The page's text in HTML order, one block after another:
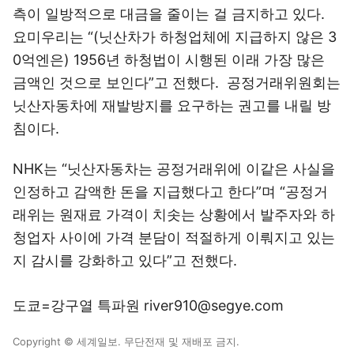
측이 일방적으로 대금을 줄이는 걸 금지하고 있다.
요미우리는 “(닛산차가 하청업체에 지급하지 않은 3
0억엔은) 1956년 하청법이 시행된 이래 가장 많은
금액인 것으로 보인다”고 전했다. 공정거래위원회는
닛산자동차에 재발방지를 요구하는 권고를 내릴 방
침이다.
NHK는 “닛산자동차는 공정거래위에 이같은 사실을
인정하고 감액한 돈을 지급했다고 한다”며 “공정거
래위는 원재료 가격이 치솟는 상황에서 발주자와 하
청업자 사이에 가격 분담이 적절하게 이뤄지고 있는
지 감시를 강화하고 있다”고 전했다.
도쿄=강구열 특파원 river910@segye.com
Copyright © 세계일보. 무단전재 및 재배포 금지.